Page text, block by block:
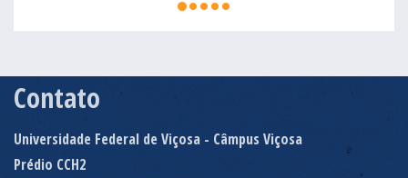
Contato
Universidade Federal de Viçosa - Câmpus Viçosa
Prédio CCH2